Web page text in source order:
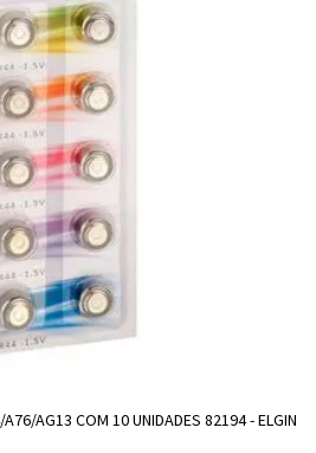
AG13 COM 10 UNIDADES 82194 - ELGIN